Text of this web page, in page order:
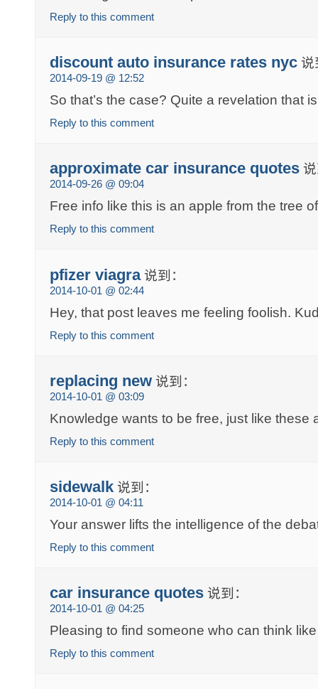
Reply to this comment
discount auto insurance rates nyc 说
2014-09-19 @ 12:52
So that’s the case? Quite a revelation that
Reply to this comment
approximate car insurance quotes
2014-09-26 @ 09:04
Free info like this is an apple from the tree
Reply to this comment
pfizer viagra 说到：
2014-10-01 @ 02:44
Hey, that post leaves me feeling foolish.
Reply to this comment
replacing new 说到：
2014-10-01 @ 03:09
Knowledge wants to be free, just like these
Reply to this comment
sidewalk 说到：
2014-10-01 @ 04:11
Your answer lifts the intelligence of the
Reply to this comment
car insurance quotes 说到：
2014-10-01 @ 04:25
Pleasing to find someone who can think
Reply to this comment